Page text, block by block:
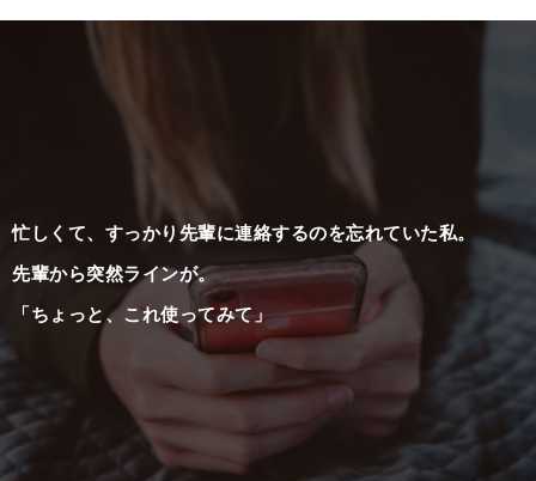
忙しくて、すっかり先輩に連絡するのを忘れていた私。
先輩から突然ラインが。
「ちょっと、これ使ってみて」